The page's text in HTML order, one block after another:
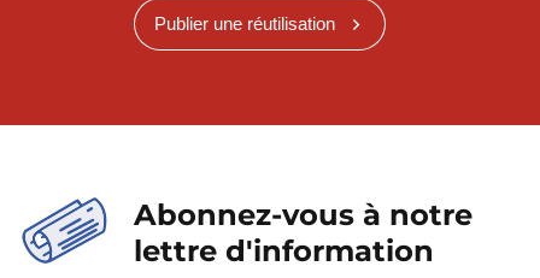
Publier une réutilisation
Abonnez-vous à notre
lettre d'information